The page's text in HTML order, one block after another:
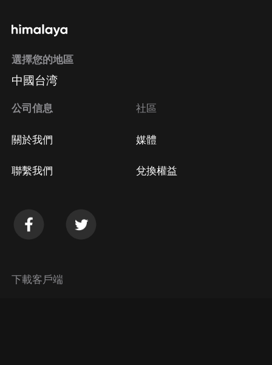
選擇您的地區
中國台湾
公司信息
關於我們
聯繫我們
社區
媒體
兌換權益
下載客戶端